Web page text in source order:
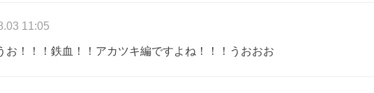
11:05
お！！！鉄血！！アカツキ編ですよね！！！うおおお